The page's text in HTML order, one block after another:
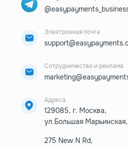
Электронная почта
Сотрудничество и реклама
Адреса
129085, г. Москва,
ул.Большая Марьинская,
275 New N Rd,